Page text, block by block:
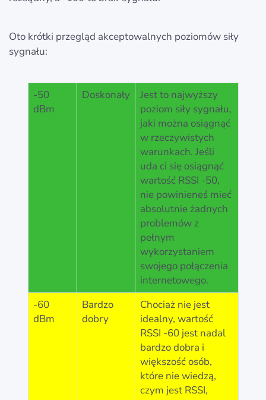
Oto krótki przegląd akceptowalnych poziomów siły
sygnału:
-50
dBm
Doskonały
Jest to najwyższy
poziom siły sygnału,
jaki można osiągnąć
w rzeczywistych
warunkach. Jeśli
uda ci się osiągnąć
wartość RSSI -50,
nie powinieneś mieć
absolutnie żadnych
problemów z
pełnym
wykorzystaniem
swojego połączenia
internetowego.
-60
dBm
Bardzo
dobry
Chociaż nie jest
idealny, wartość
RSSI -60 jest nadal
bardzo dobra i
większość osób,
które nie wiedzą,
czym jest RSSI,